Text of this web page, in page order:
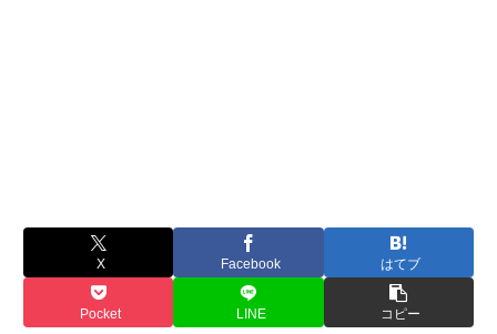
X Facebook はてブ
Pocket LINE コピー